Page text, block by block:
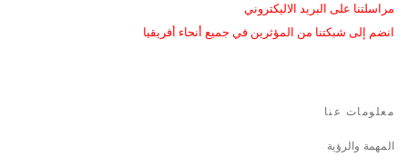
مراسلتنا على البريد الاليكتروني
انضم إلى شبكتنا من المؤثرين في جميع أنحاء أفريقيا
معلومات عنا
المهمة والرؤية